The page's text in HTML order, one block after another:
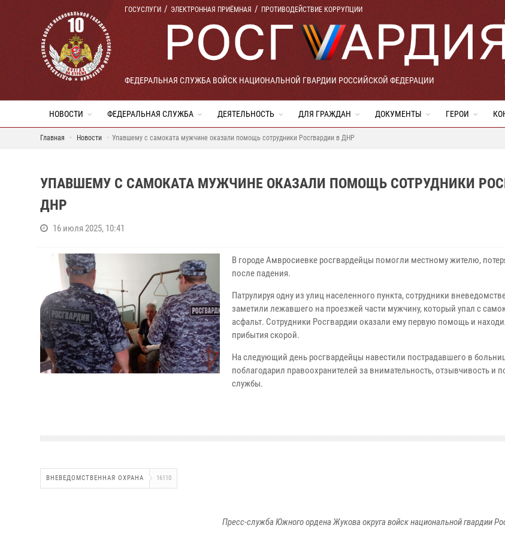
ГОСУСЛУГИ ЭЛЕКТРОННАЯ ПРИЁМНАЯ ПРОТИВОДЕЙСТВИЕ КОРРУПЦИИ
ФЕДЕРАЛЬНАЯ СЛУЖБА ВОЙСК НАЦИОНАЛЬНОЙ ГВАРДИИ РОССИЙСКОЙ ФЕДЕРАЦИИ
НОВОСТИ ФЕДЕРАЛЬНАЯ СЛУЖБА ДЕЯТЕЛЬНОСТЬ ДЛЯ ГРАЖДАН ДОКУМЕНТЫ ГЕРОИ
Главная Новости Упавшему с самоката мужчине оказали помощь сотрудники Росгвардии в ДНР
УПАВШЕМУ С САМОКАТА МУЖЧИНЕ ОКАЗАЛИ ПОМОЩЬ СОТРУДНИКИ
ДНР
16 июля 2025, 10:41
В городе Амвросиевке росгвардейцы помогли местному жителю,
после падения.
Патрулируя одну из улиц населенного пункта, сотрудники
заметили лежавшего на проезжей части мужчину, который упал с
асфальт. Сотрудники Росгвардии оказали ему первую помощь и
прибытия скорой.
На следующий день росгвардейцы навестили пострадавшего в
поблагодарил правоохранителей за внимательность, отзывчивость и
службы.
ВНЕВЕДОМСТВЕННАЯ ОХРАНА 16110
Пресс-служба Южного ордена Жукова округа войск национальной гвардии